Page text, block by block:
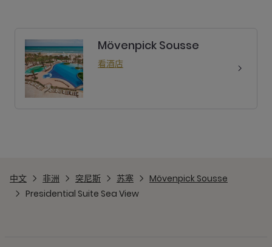
Mövenpick Sousse
看酒店
中文 非洲 突尼斯 苏塞
Mövenpick Sousse
Presidential Suite Sea View